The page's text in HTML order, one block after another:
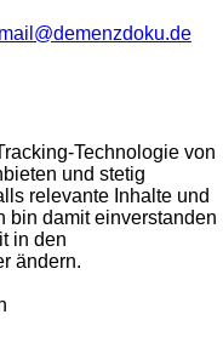
mail@demenzdoku.de
Technologie von
und stetig
relevante Inhalte und
bin damit einverstanden
in den
ändern.